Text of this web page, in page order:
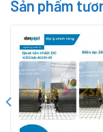
Sản phẩm